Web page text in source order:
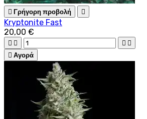
 Γρήγορη προβολή 
Kryptonite Fast
20,00 €
   
 Αγορά